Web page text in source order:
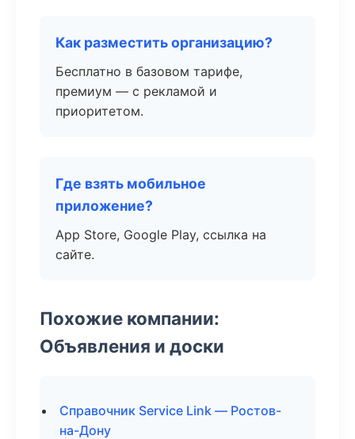
Как разместить организацию?
Бесплатно в базовом тарифе,
премиум — с рекламой и
приоритетом.
Где взять мобильное
приложение?
App Store, Google Play, ссылка на
сайте.
Похожие компании:
Объявления и доски
Справочник Service Link — Ростов-
на-Дону